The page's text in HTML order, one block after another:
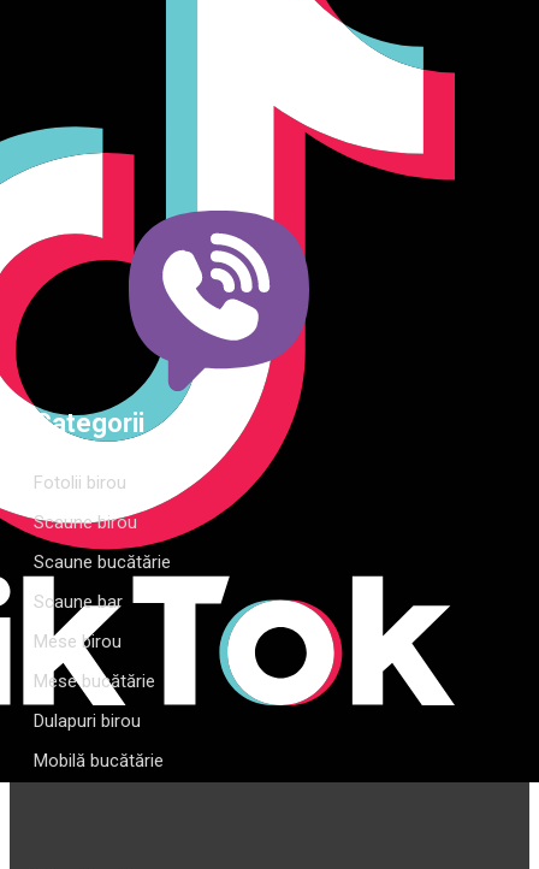
Producător și importator de mobilier în Chișinău. Descoperă
dormitor și grădină. Calitate, funcționalitate și design
modern pentru orice spațiu.Îți punem la dispoziție soluții
complete de amenajare direct de la producător, cu garanție
extinsă și consultanță gratuită pentru proiectul tău
Categorii
Fotolii birou
Scaune birou
Scaune bucătărie
Scaune bar
Mese birou
Mese bucătărie
Dulapuri birou
Mobilă bucătărie